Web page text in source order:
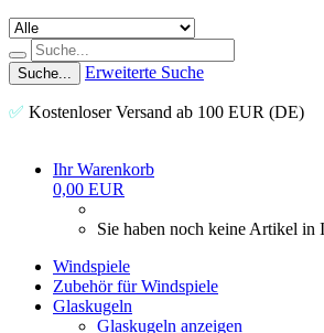
Suche... Erweiterte Suche
✅ Kostenloser Versand ab 100 EUR (DE)
Ihr Warenkorb
0,00 EUR
Sie haben noch keine Artikel in
Windspiele
Zubehör für Windspiele
Glaskugeln
Glaskugeln anzeigen